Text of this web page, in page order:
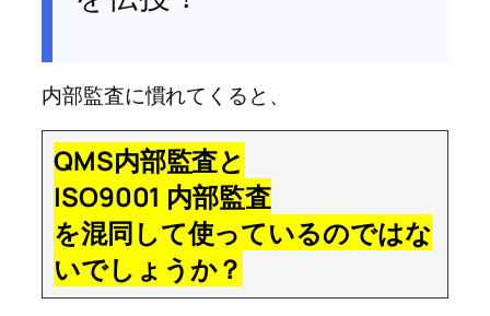
内部監査に慣れてくると、
QMS内部監査と
ISO9001 内部監査
を混同して使っているのではな
いでしょうか？